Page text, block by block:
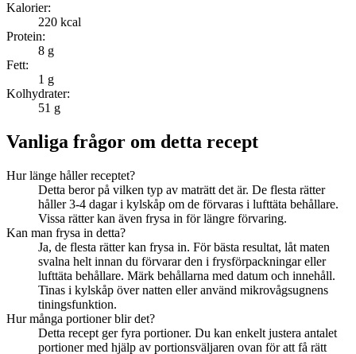
Kalorier:
220 kcal
Protein:
8 g
Fett:
1 g
Kolhydrater:
51 g
Vanliga frågor om detta recept
Hur länge håller receptet?
Detta beror på vilken typ av maträtt det är. De flesta rätter
håller 3-4 dagar i kylskåp om de förvaras i lufttäta behållare.
Vissa rätter kan även frysa in för längre förvaring.
Kan man frysa in detta?
Ja, de flesta rätter kan frysa in. För bästa resultat, låt maten
svalna helt innan du förvarar den i frysförpackningar eller
lufttäta behållare. Märk behållarna med datum och innehåll.
Tinas i kylskåp över natten eller använd mikrovågsugnens
tiningsfunktion.
Hur många portioner blir det?
Detta recept ger fyra portioner. Du kan enkelt justera antalet
portioner med hjälp av portionsväljaren ovan för att få rätt